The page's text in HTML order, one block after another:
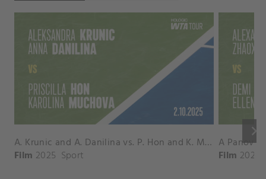
keyboard_arrow_right
A. Krunic and A. Danilina vs. P. Hon and K. Muchova Match Highlights - BEIJING_Capital Group Diamond ( October 02, 2025)
Film 2025 Sport Film 2026